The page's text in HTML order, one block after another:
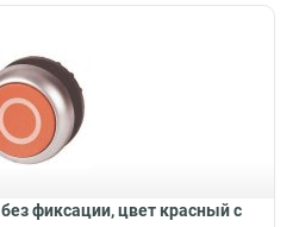
фиксации, цвет красный с